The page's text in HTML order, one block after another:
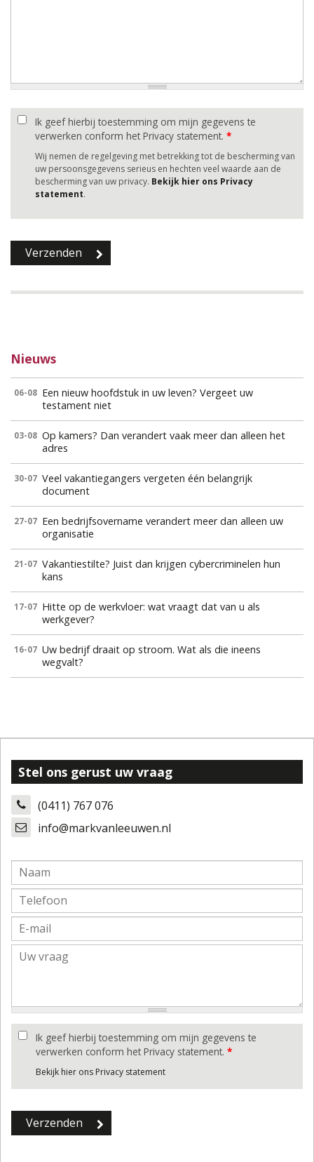
Ik geef hierbij toestemming om mijn gegevens te
verwerken conform het Privacy statement. *
Wij nemen de regelgeving met betrekking tot de bescherming van
uw persoonsgegevens serieus en hechten veel waarde aan de
bescherming van uw privacy. Bekijk hier ons Privacy
statement.
Nieuws
06-08 Een nieuw hoofdstuk in uw leven? Vergeet uw
testament niet
03-08 Op kamers? Dan verandert vaak meer dan alleen het
adres
30-07 Veel vakantiegangers vergeten één belangrijk
document
27-07 Een bedrijfsovername verandert meer dan alleen uw
organisatie
21-07 Vakantiestilte? Juist dan krijgen cybercriminelen hun
kans
17-07 Hitte op de werkvloer: wat vraagt dat van u als
werkgever?
16-07 Uw bedrijf draait op stroom. Wat als die ineens
wegvalt?
Stel ons gerust uw vraag
(0411) 767 076
info@markvanleeuwen.nl
Ik geef hierbij toestemming om mijn gegevens te
verwerken conform het Privacy statement. *
Bekijk hier ons Privacy statement